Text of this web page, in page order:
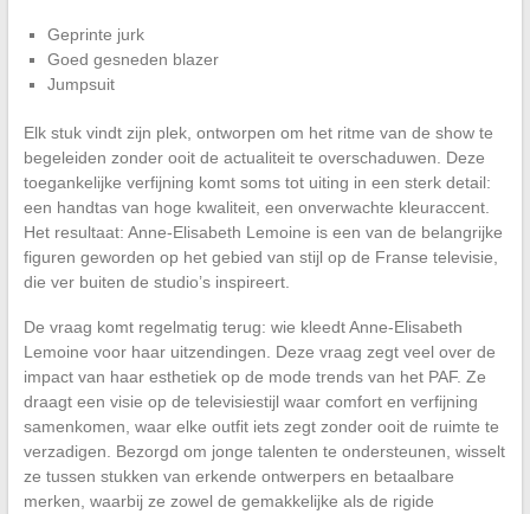
Geprinte jurk
Goed gesneden blazer
Jumpsuit
Elk stuk vindt zijn plek, ontworpen om het ritme van de show te
begeleiden zonder ooit de actualiteit te overschaduwen. Deze
toegankelijke verfijning komt soms tot uiting in een sterk detail:
een handtas van hoge kwaliteit, een onverwachte kleuraccent.
Het resultaat: Anne-Elisabeth Lemoine is een van de belangrijke
figuren geworden op het gebied van stijl op de Franse televisie,
die ver buiten de studio’s inspireert.
De vraag komt regelmatig terug: wie kleedt Anne-Elisabeth
Lemoine voor haar uitzendingen. Deze vraag zegt veel over de
impact van haar esthetiek op de mode trends van het PAF. Ze
draagt een visie op de televisiestijl waar comfort en verfijning
samenkomen, waar elke outfit iets zegt zonder ooit de ruimte te
verzadigen. Bezorgd om jonge talenten te ondersteunen, wisselt
ze tussen stukken van erkende ontwerpers en betaalbare
merken, waarbij ze zowel de gemakkelijke als de rigide